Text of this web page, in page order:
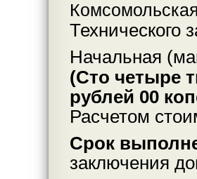
Начальная
(Сто четыре
рублей 00
Расчетом
Срок
заключения